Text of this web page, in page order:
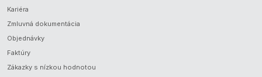
Kariéra
Zmluvná dokumentácia
Objednávky
Faktúry
Zákazky s nízkou hodnotou